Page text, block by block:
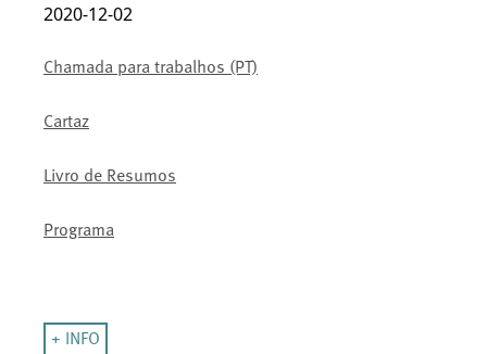
2020-12-02
Chamada para trabalhos (PT)
Cartaz
Livro de Resumos
Programa
+ INFO